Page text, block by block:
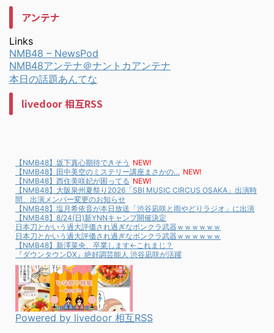
アンテナ
Links
NMB48 – NewsPod
NMB48アンテナ＠ナントカアンテナ
本日の話題あんてな
livedoor 相互RSS
【NMB48】坂下真心期待できそう NEW!
【NMB48】田中美空のミステリー講座まさかの… NEW!
【NMB48】西住美咲妃が困ってる NEW!
【NMB48】大阪泉州夏祭り2026「SBI MUSIC CIRCUS OSAKA」出演時
間、出演メンバー変更のお知らせ
【NMB48】塩月希依音が本日放送「渋谷凪咲と雨やどりラジオ」に出演
【NMB48】8/24(日)新YNNキャンプ開催決定
日本刀とかいう過大評価され過ぎなボンクラ武器ｗｗｗｗｗｗ
日本刀とかいう過大評価され過ぎなボンクラ武器ｗｗｗｗｗｗ
【NMB48】新澤菜央、卒業します←これまじ？
『ダウンタウンDX』絶好調芸能人 渋谷凪咲が活躍
Powered by livedoor 相互RSS